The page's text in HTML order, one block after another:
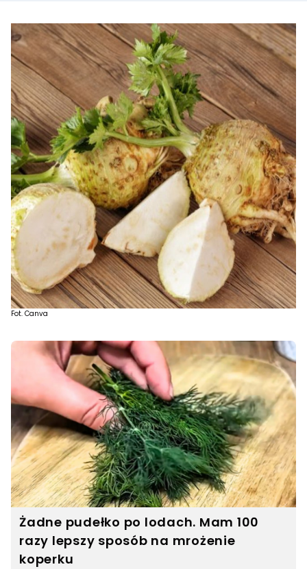
Fot. Canva
Żadne pudełko po lodach. Mam 100
razy lepszy sposób na mrożenie
koperku